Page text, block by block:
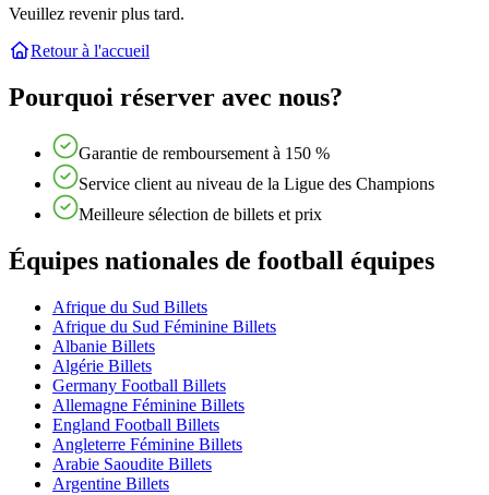
Veuillez revenir plus tard.
Retour à l'accueil
Pourquoi réserver avec nous?
Garantie de remboursement à 150 %
Service client au niveau de la Ligue des Champions
Meilleure sélection de billets et prix
Équipes nationales de football équipes
Afrique du Sud Billets
Afrique du Sud Féminine Billets
Albanie Billets
Algérie Billets
Germany Football Billets
Allemagne Féminine Billets
England Football Billets
Angleterre Féminine Billets
Arabie Saoudite Billets
Argentine Billets